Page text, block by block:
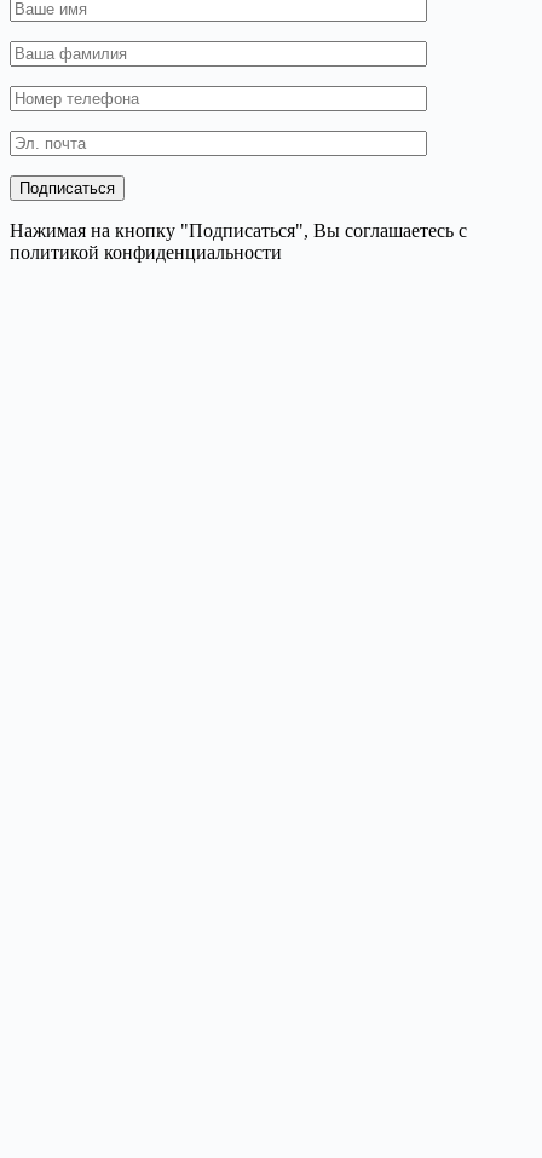
Нажимая на кнопку "Подписаться", Вы соглашаетесь с
политикой конфиденциальности